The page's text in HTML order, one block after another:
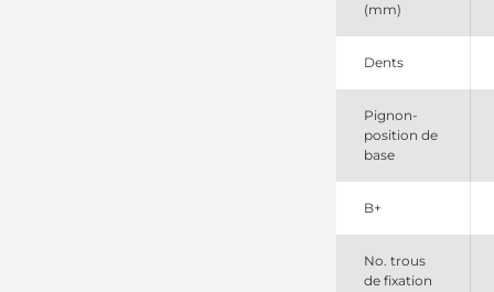
(mm)
Dents
Pignon-
position de
base
B+
No. trous
de fixation